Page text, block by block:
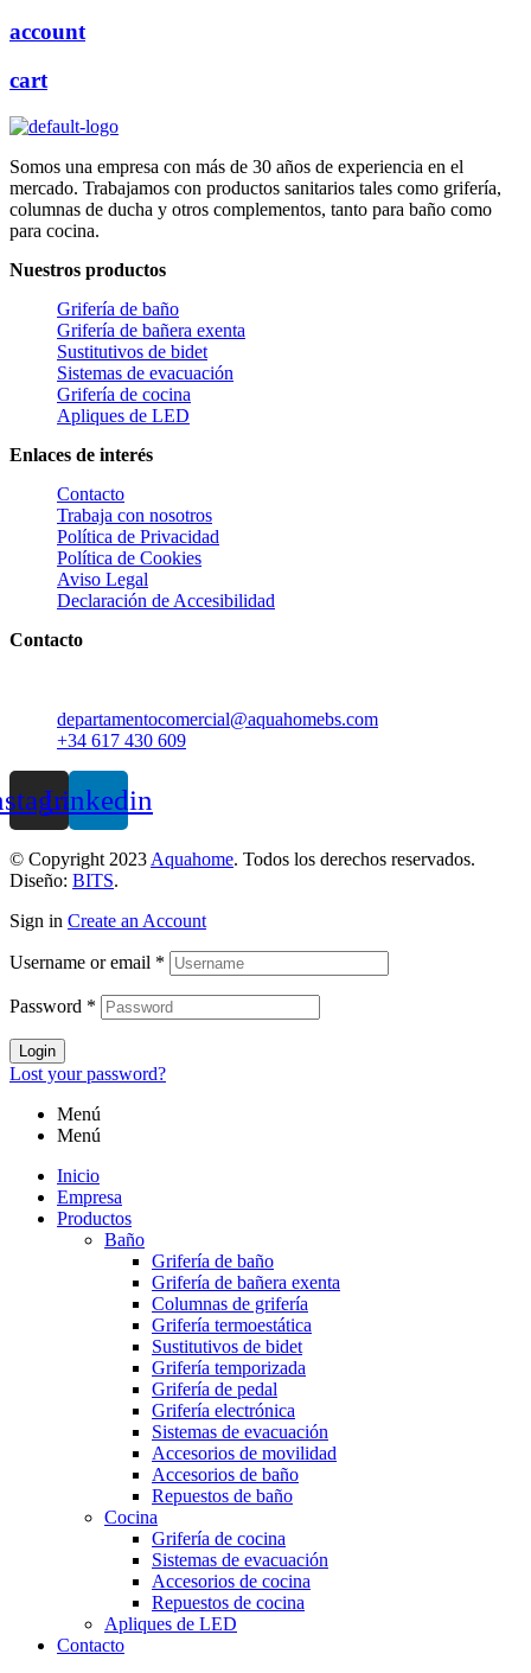
account
cart
Somos una empresa con más de 30 años de experiencia en el
mercado. Trabajamos con productos sanitarios tales como grifería,
columnas de ducha y otros complementos, tanto para baño como
para cocina.
Nuestros productos
Grifería de baño
Grifería de bañera exenta
Sustitutivos de bidet
Sistemas de evacuación
Grifería de cocina
Apliques de LED
Enlaces de interés
Contacto
Trabaja con nosotros
Política de Privacidad
Política de Cookies
Aviso Legal
Declaración de Accesibilidad
Contacto
departamentocomercial@aquahomebs.com
+34 617 430 609
Linkedin
© Copyright 2023 Aquahome. Todos los derechos reservados.
Diseño: BITS.
Sign in Create an Account
Username or email *
Password *
Login
Lost your password?
Menú
Menú
Inicio
Empresa
Productos
Baño
Grifería de baño
Grifería de bañera exenta
Columnas de grifería
Grifería termoestática
Sustitutivos de bidet
Grifería temporizada
Grifería de pedal
Grifería electrónica
Sistemas de evacuación
Accesorios de movilidad
Accesorios de baño
Repuestos de baño
Cocina
Grifería de cocina
Sistemas de evacuación
Accesorios de cocina
Repuestos de cocina
Apliques de LED
Contacto